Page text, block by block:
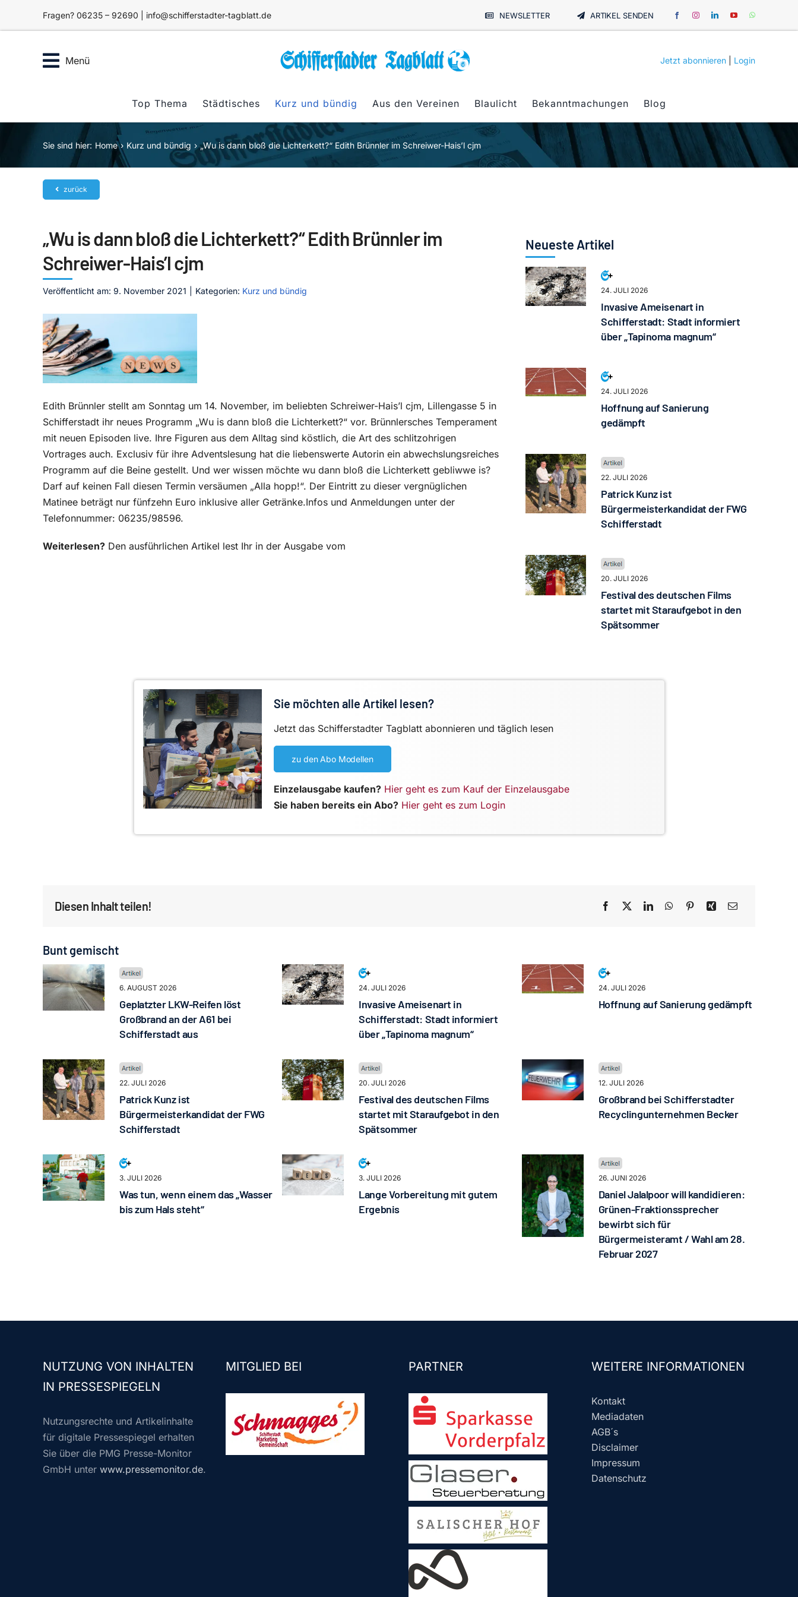
Fragen? 06235 – 92690 | info@schifferstadter-tagblatt.de NEWSLETTER ARTIKEL SENDEN
Menü Jetzt abonnieren Login
Top Thema Städtisches Kurz und bündig Aus den Vereinen Blaulicht Bekanntmachungen Blog
Sie sind hier: Home Kurz und bündig „Wu is dann bloß die Lichterkett?“ Edith Brünnler im Schreiwer-Hais’l cjm
zurück
„Wu is dann bloß die Lichterkett?“ Edith Brünnler im
Schreiwer-Hais’l cjm
Veröffentlicht am: 9. November 2021 Kategorien: Kurz und bündig
Edith Brünnler stellt am Sonntag um 14. November, im beliebten Schreiwer-Hais’l cjm, Lillengasse 5 in
Schifferstadt ihr neues Programm „Wu is dann bloß die Lichterkett?“ vor. Brünnlersches Temperament
mit neuen Episoden live. Ihre Figuren aus dem Alltag sind köstlich, die Art des schlitzohrigen
Vortrages auch. Exclusiv für ihre Adventslesung hat die liebenswerte Autorin ein abwechslungsreiches
Programm auf die Beine gestellt. Und wer wissen möchte wu dann bloß die Lichterkett gebliwwe is?
Darf auf keinen Fall diesen Termin versäumen „Alla hopp!“. Der Eintritt zu dieser vergnüglichen
Matinee beträgt nur fünfzehn Euro inklusive aller Getränke.Infos und Anmeldungen unter der
Telefonnummer: 06235/98596.
Weiterlesen? Den ausführlichen Artikel lest Ihr in der Ausgabe vom
Neueste Artikel
24. JULI 2026
Invasive Ameisenart in
Schifferstadt: Stadt informiert
über „Tapinoma magnum“
24. JULI 2026
Hoffnung auf Sanierung
gedämpft
22. JULI 2026
Patrick Kunz ist
Bürgermeisterkandidat der FWG
Schifferstadt
20. JULI 2026
Festival des deutschen Films
startet mit Staraufgebot in den
Spätsommer
Sie möchten alle Artikel lesen?
Jetzt das Schifferstadter Tagblatt abonnieren und täglich lesen
zu den Abo Modellen
Einzelausgabe kaufen? Hier geht es zum Kauf der Einzelausgabe
Sie haben bereits ein Abo? Hier geht es zum Login
Diesen Inhalt teilen!
Bunt gemischt
6. AUGUST 2026
Geplatzter LKW-Reifen löst
Großbrand an der A61 bei
Schifferstadt aus
24. JULI 2026
Invasive Ameisenart in
Schifferstadt: Stadt informiert
über „Tapinoma magnum“
24. JULI 2026
Hoffnung auf Sanierung gedämpft
22. JULI 2026
Patrick Kunz ist
Bürgermeisterkandidat der FWG
Schifferstadt
20. JULI 2026
Festival des deutschen Films
startet mit Staraufgebot in den
Spätsommer
12. JULI 2026
Großbrand bei Schifferstadter
Recyclingunternehmen Becker
3. JULI 2026
Was tun, wenn einem das „Wasser
bis zum Hals steht“
3. JULI 2026
Lange Vorbereitung mit gutem
Ergebnis
26. JUNI 2026
Daniel Jalalpoor will kandidieren:
Grünen-Fraktionssprecher
bewirbt sich für
Bürgermeisteramt / Wahl am 28.
Februar 2027
NUTZUNG VON INHALTEN
IN PRESSESPIEGELN
Nutzungsrechte und Artikelinhalte
für digitale Pressespiegel erhalten
Sie über die PMG Presse-Monitor
GmbH unter www.pressemonitor.de.
MITGLIED BEI PARTNER WEITERE INFORMATIONEN
Kontakt
Mediadaten
AGB´s
Disclaimer
Impressum
Datenschutz